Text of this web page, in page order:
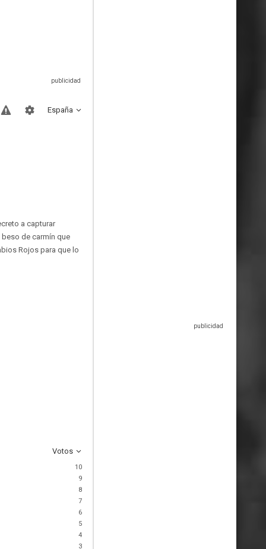
España
a capturar
de carmín que
Rojos para que lo
Votos
10
9
8
7
6
5
4
3